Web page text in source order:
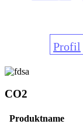
Profil
CO2
Produktname